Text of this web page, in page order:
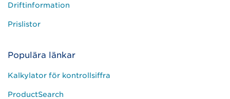
Driftinformation
Prislistor
Populära länkar
Kalkylator för kontrollsiffra
ProductSearch